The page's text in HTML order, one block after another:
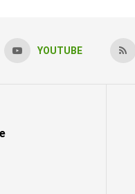
YOUTUBE